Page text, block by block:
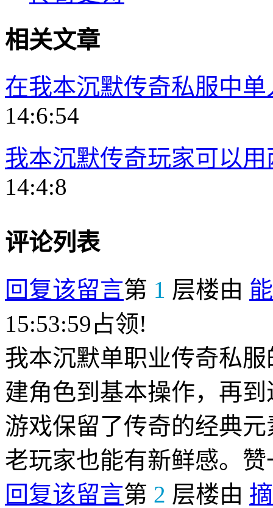
相关文章
在我本沉默传奇私服中
14:6:54
我本沉默传奇玩家可以
14:4:8
评论列表
回复该留言第 1 层楼由
15:53:59占领!
我本沉默单职业传奇私
建角色到基本操作，再
游戏保留了传奇的经典
老玩家也能有新鲜感。赞
回复该留言第 2 层楼由